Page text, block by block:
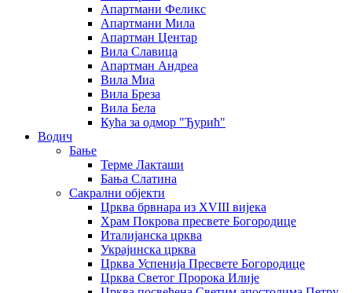
Апартмани Феликс
Апартмани Мила
Апартман Центар
Вила Славица
Апартман Андреа
Вила Миа
Вила Бреза
Вила Бела
Кућа за одмор "Ђурић"
Водич
Бање
Терме Лакташи
Бања Слатина
Сакрални објекти
Црква брвнара из XVIII вијека
Храм Покрова пресвете Богородице
Италијанска црква
Украјинска црква
Црква Успенија Пресвете Богородице
Црква Светог Пророка Илије